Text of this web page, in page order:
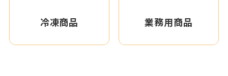
冷凍商品 業務用商品